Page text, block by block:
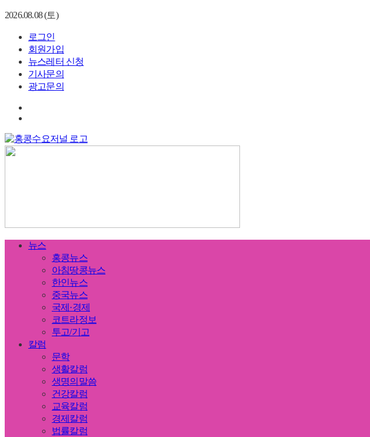
2026.08.08 (토)
로그인
회원가입
뉴스레터 신청
기사문의
광고문의
뉴스
홍콩뉴스
아침땅콩뉴스
한인뉴스
중국뉴스
국제·경제
코트라정보
투고/기고
칼럼
문학
생활칼럼
생명의말씀
건강칼럼
교육칼럼
경제칼럼
법률칼럼